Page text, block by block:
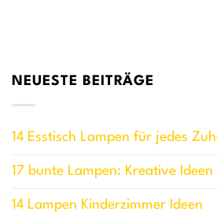
NEUESTE BEITRÄGE
14 Esstisch Lampen für jedes
17 bunte Lampen: Kreative Ideen
14 Lampen Kinderzimmer Ideen